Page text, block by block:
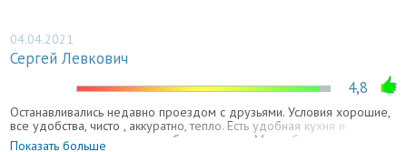
04.04.2021
Сергей Левкович
4,8
Останавливались недавно проездом с друзьями. Условия хорошие,
все удобства, чисто , аккуратно, тепло. Есть удобная кухня и
холодильник, даже успели в баню сходить. Места бронировали на
Показать больше